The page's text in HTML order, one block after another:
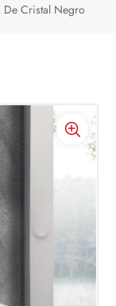
De Cristal Negro